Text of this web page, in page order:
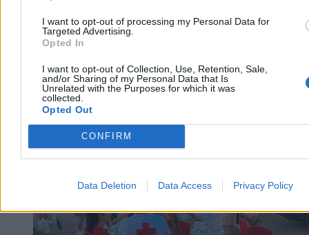
I want to opt-out of processing my Personal Data for
Targeted Advertising.
Opted In
I want to opt-out of Collection, Use, Retention, Sale,
and/or Sharing of my Personal Data that Is
Unrelated with the Purposes for which it was
collected.
Opted Out
CONFIRM
Data Deletion Data Access Privacy Policy
Świat